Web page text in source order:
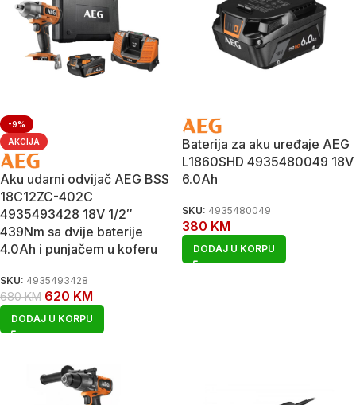
-9%
AKCIJA
Aku udarni odvijač AEG BSS
18C12ZC-402C
4935493428 18V 1/2″
439Nm sa dvije baterije
4.0Ah i punjačem u koferu
SKU: 4935493428
680KM 620 KM
DODAJ U KORPU
Baterija za aku uređaje AEG
L1860SHD 4935480049 18V
6.0Ah
SKU: 4935480049
380 KM
DODAJ U KORPU